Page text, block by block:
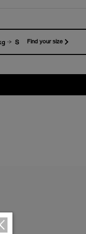
S Find your size